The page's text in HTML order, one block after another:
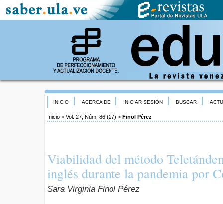
INICIO ACERCA DE INICIAR SESIÓN BUSCAR
Inicio > Vol. 27, Núm. 86 (27) > Finol Pérez
Viabilidad del método
inglés durante la pandemia por
Sara Virginia Finol Pérez